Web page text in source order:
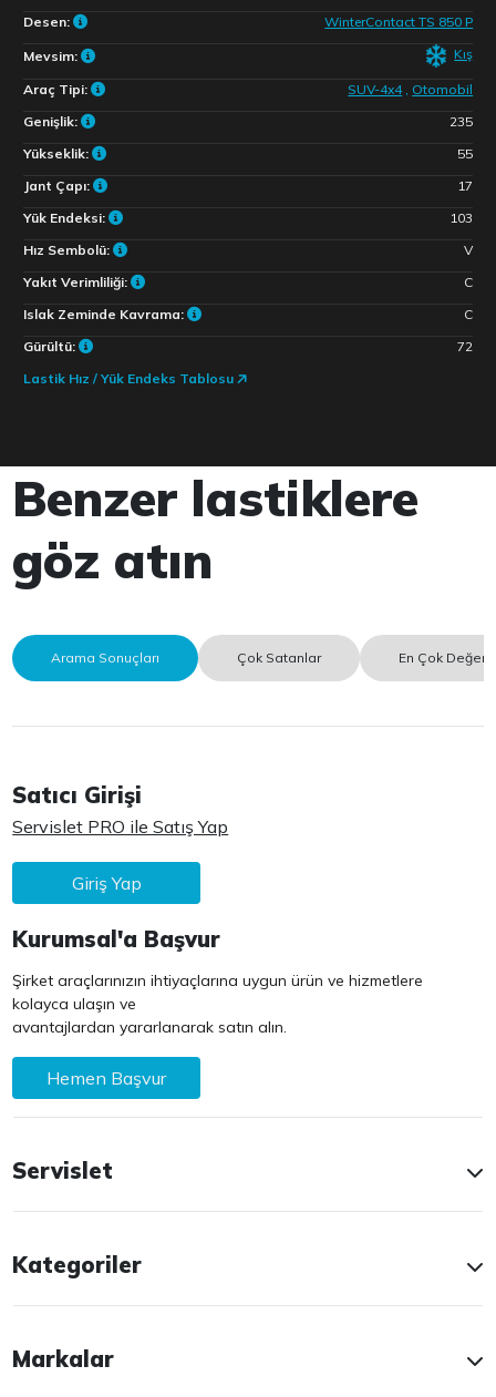
Desen: WinterContact TS 850 P
Mevsim: Kış
Araç Tipi: SUV-4x4
Otomobil
Genişlik:
235
Yükseklik:
55
Jant Çapı:
17
Yük Endeksi:
103
Hız Sembolü:
V
Yakıt Verimliliği:
C
Islak Zeminde Kavrama:
C
Gürültü:
72
Lastik Hız / Yük Endeks Tablosu
Benzer lastiklere
göz atın
Arama Sonuçları Çok Satanlar En Çok
Satıcı Girişi
Servislet PRO ile Satış Yap
Giriş Yap
Kurumsal'a Başvur
Şirket araçlarınızın ihtiyaçlarına uygun ürün ve hizmetlere
kolayca ulaşın ve
avantajlardan yararlanarak satın alın.
Hemen Başvur
Servislet
Kategoriler
Markalar